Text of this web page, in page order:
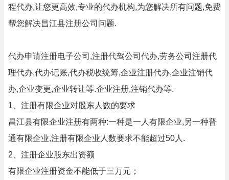
程代办,让您更高效,专业的代办机构,为您解决所有问题,免费
帮您解决昌江县注册公司问题.
代办申请注册电子公司,注册代驾公司代办,劳务公司注册代
理代办,代办记账,代办税收统筹,企业注册代办,企业注销代
办,企业变更,企业转让等.企业注册,注销代办等.
1、注册有限企业对股东人数的要求
昌江县有限企业注册有两种:一种是一人有限企业,另一种普
通有限企业,注册有限企业人数要求不能超过50人.
2、注册企业股东出资额
有限企业注册资金不能低于三万元；